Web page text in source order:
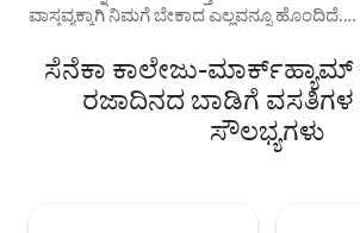
ವಾಸ್ತವ್ಯಕ್ಕಾಗಿ ನಿಮಗೆ ಬೇಕಾದ ಎಲ್ಲವನ್ನೂ ಹೊಂದಿದೆ.
ಹೆಜ್ಜೆಗಳ ದೂರದಲ್ಲಿ, ಸುಂದರವಾದ ಹಾದಿಗಳು ಮತ್ತು
ಶಾಂತವಾದ ವಸತಿ ವ್ಯವಸ್ಥೆಯನ್ನು ಆನಂದಿಸಿ. ರಿಚ್ಮಂಡ್
ಹಿಲ್‌ನಲ್ಲಿ ನೆಲೆಗೊಂಡಿದೆ, ಟೊರೊಂಟೊ
ಡೌನ್‌ಟೌನ್‌ನಿಂದ ಸುಮಾರು ಒಂದು ಗಂಟೆಯ
ದೂರದಲ್ಲಿದೆ. ವಾಹನವನ್ನು ಶಿಫಾರಸು ಮಾಡಲಾಗಿದೆ.
ಸೆನೆಕಾ ಕಾಲೇಜು-ಮಾರ್ಕ್‌ಹ್ಯಾಮ್
ರಜಾದಿನದ ಬಾಡಿಗೆ
ಸೌಲಭ್ಯಗಳು